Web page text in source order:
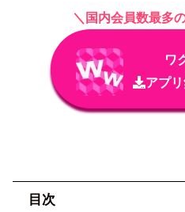
＼国内会員数最多
ワ
アプ
目次